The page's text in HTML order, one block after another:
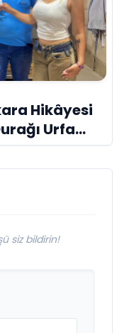
Hikâyesi
Urfa
siz bildirin!